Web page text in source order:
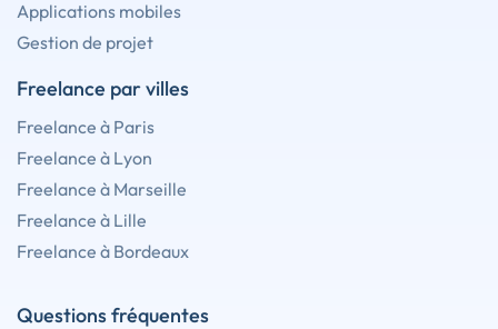
Applications mobiles
Gestion de projet
Freelance par villes
Freelance à Paris
Freelance à Lyon
Freelance à Marseille
Freelance à Lille
Freelance à Bordeaux
Questions fréquentes